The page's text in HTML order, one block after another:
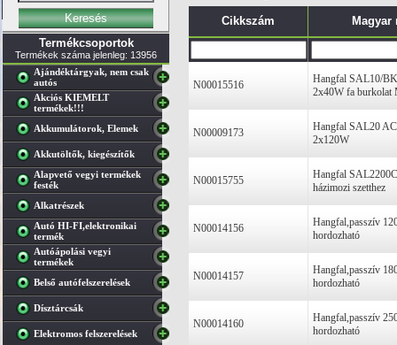
Termékcsoportok
Termékek száma jelenleg: 13956
Ajándéktárgyak, nem csak
autós
Akciós KIEMELT
termékek!!!
Akkumulátorok, Elemek
Akkutöltők, kiegészítők
Alapvető vegyi termékek
festék
Alkatrészek
Autó HI-FI,elektronikai
termék
Autóápolási vegyi
termékek
Belső autófelszerelések
Dísztárcsák
Elektromos felszerelések
Cikkszám Magyar
N00015516
Hangfal SAL10/
2x40W fa burkolat
N00009173
Hangfal SAL20
2x120W
N00015755
Hangfal
házimozi szetthez
N00014156
Hangfal,passzív
hordozható
N00014157
Hangfal,passzív
hordozható
N00014160
Hangfal,passzív
hordozható